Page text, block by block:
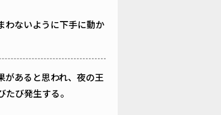
わないように下手に動か
があると思われ、夜の王
び発生する。